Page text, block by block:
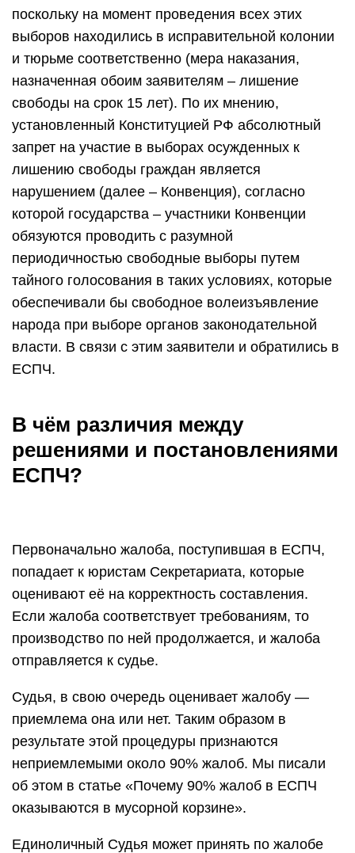
поскольку на момент проведения всех этих
выборов находились в исправительной колонии
и тюрьме соответственно (мера наказания,
назначенная обоим заявителям – лишение
свободы на срок 15 лет). По их мнению,
установленный Конституцией РФ абсолютный
запрет на участие в выборах осужденных к
лишению свободы граждан является
нарушением (далее – Конвенция), согласно
которой государства – участники Конвенции
обязуются проводить с разумной
периодичностью свободные выборы путем
тайного голосования в таких условиях, которые
обеспечивали бы свободное волеизъявление
народа при выборе органов законодательной
власти. В связи с этим заявители и обратились в
ЕСПЧ.
В чём различия между
решениями и постановлениями
ЕСПЧ?
Первоначально жалоба, поступившая в ЕСПЧ,
попадает к юристам Секретариата, которые
оценивают её на корректность составления.
Если жалоба соответствует требованиям, то
производство по ней продолжается, и жалоба
отправляется к судье.
Судья, в свою очередь оценивает жалобу —
приемлема она или нет. Таким образом в
результате этой процедуры признаются
неприемлемыми около 90% жалоб. Мы писали
об этом в статье «Почему 90% жалоб в ЕСПЧ
оказываются в мусорной корзине».
Единоличный Судья может принять по жалобе